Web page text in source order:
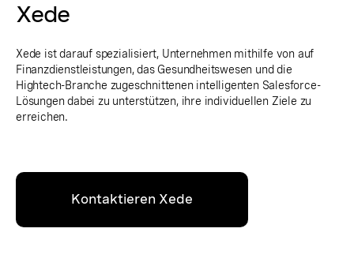
Xede
Xede ist darauf spezialisiert, Unternehmen mithilfe von auf
Finanzdienstleistungen, das Gesundheitswesen und die
Hightech-Branche zugeschnittenen intelligenten Salesforce-
Lösungen dabei zu unterstützen, ihre individuellen Ziele zu
erreichen.
Kontaktieren Xede